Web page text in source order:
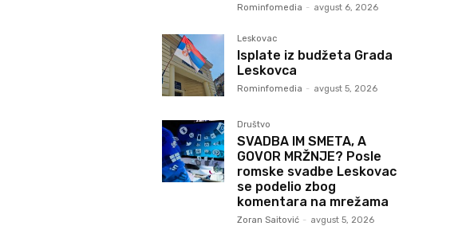
Rominfomedia - avgust 6, 2026
Leskovac
Isplate iz budžeta Grada
Leskovca
Rominfomedia - avgust 5, 2026
Društvo
SVADBA IM SMETA, A
GOVOR MRŽNJE? Posle
romske svadbe Leskovac
se podelio zbog
komentara na mrežama
Zoran Saitović - avgust 5, 2026